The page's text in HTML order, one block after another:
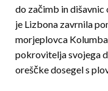
do začimb in
je Lizbona zavrnila
morjeplovca
pokrovitelja svojega
oreščke dosegel s